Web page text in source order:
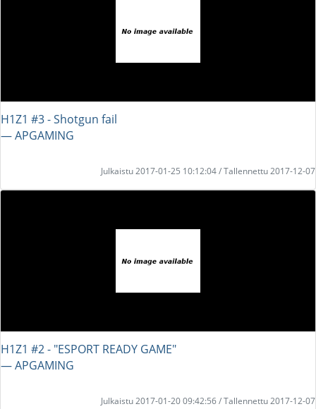
H1Z1 #3 - Shotgun fail
― APGAMING
Julkaistu 2017-01-25 10:12:04 / Tallennettu 2017-12-07
H1Z1 #2 - "ESPORT READY GAME"
― APGAMING
Julkaistu 2017-01-20 09:42:56 / Tallennettu 2017-12-07